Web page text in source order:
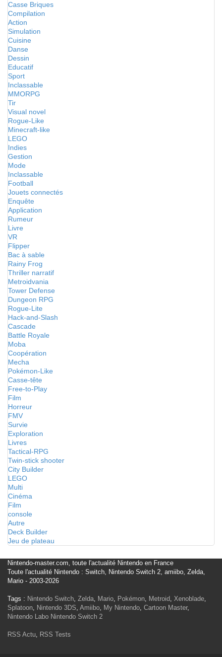
Casse Briques
Compilation
Action
Simulation
Cuisine
Danse
Dessin
Educatif
Sport
Inclassable
MMORPG
Tir
Visual novel
Rogue-Like
Minecraft-like
LEGO
Indies
Gestion
Mode
Inclassable
Football
Jouets connectés
Enquête
Application
Rumeur
Livre
VR
Flipper
Bac à sable
Rainy Frog
Thriller narratif
Metroidvania
Tower Defense
Dungeon RPG
Rogue-Lite
Hack-and-Slash
Cascade
Battle Royale
Moba
Coopération
Mecha
Pokémon-Like
Casse-tête
Free-to-Play
Film
Horreur
FMV
Survie
Exploration
Livres
Tactical-RPG
Twin-stick shooter
City Builder
LEGO
Multi
Cinéma
Film
console
Autre
Deck Builder
Jeu de plateau
Nintendo-master.com, toute l'actualité Nintendo en France
Toute l'actualité Nintendo : Switch, Nintendo Switch 2, amiibo, Zelda,
Mario - 2003-2026
Tags : Nintendo Switch, Zelda, Mario, Pokémon, Metroid, Xenoblade,
Splatoon, Nintendo 3DS, Amiibo, My Nintendo, Cartoon Master,
Nintendo Labo Nintendo Switch 2
RSS Actu, RSS Tests